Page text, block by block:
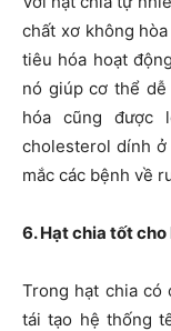
chất xơ không
tiêu hóa hoạt
nó giúp cơ thể
hóa cũng được
cholesterol dính
mắc các bệnh về
6. Hạt chia tốt
Trong hạt chia có
tái tạo hệ thống